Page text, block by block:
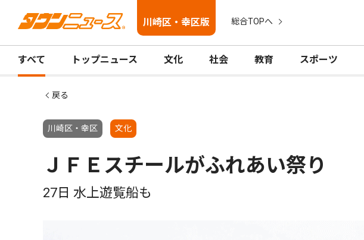
川崎区・幸区版 総合TOPへ
すべて トップニュース 文化 社会 教育 スポーツ
戻る
川崎区・幸区 文化
ＪＦＥスチールがふれあい祭り
27日 水上遊覧船も